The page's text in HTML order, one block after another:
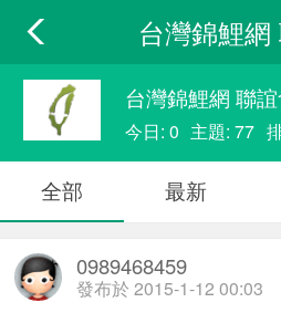
台灣錦鯉網
台灣錦鯉網 聯
今日: 0 主題: 77
全部 最新
0989468459
發布於 2015-1-12 00:03